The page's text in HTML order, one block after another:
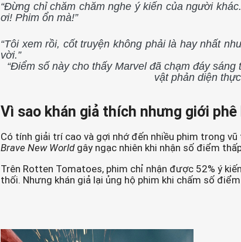
“Đừng chỉ chăm chăm nghe ý kiến của người
ơi! Phim ổn mà!”
“Tôi xem rồi, cốt truyện không phải là hay nhất
vời.”
“Điểm số này cho thấy Marvel đã chạm đáy
vật phản diện
Vì sao khán giả thích nhưng giới phê
Có tính giải trí cao và gợi nhớ đến nhiều phim trong vũ
Brave New Worldgây ngạc nhiên khi nhận số điểm
Trên Rotten Tomatoes, phim chỉ nhận được 52% ý
thối. Nhưng khán giả lại ủng hộ phim khi chấm số